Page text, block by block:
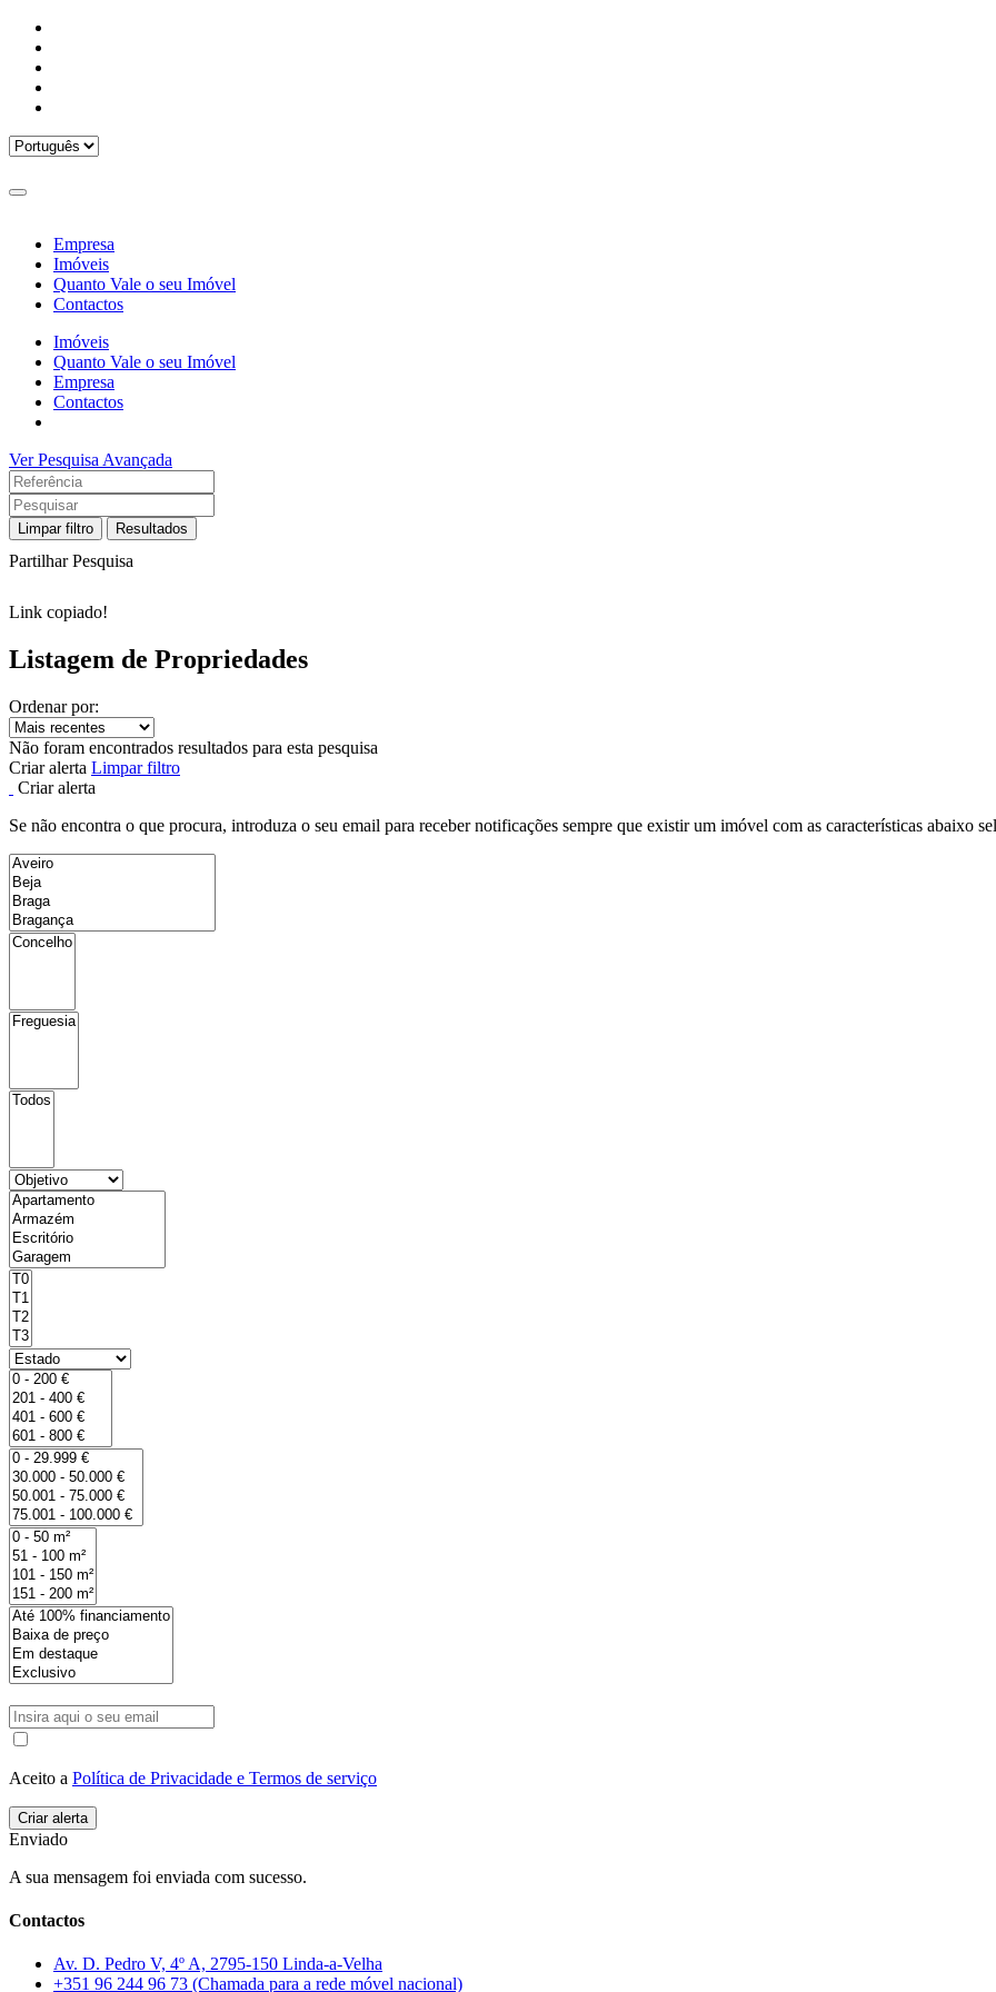
Empresa
Imóveis
Quanto Vale o seu Imóvel
Contactos
Imóveis
Quanto Vale o seu Imóvel
Empresa
Contactos
Ver Pesquisa Avançada
Limpar filtro Resultados
Partilhar Pesquisa
Link copiado!
Listagem de Propriedades
Ordenar por:
Não foram encontrados resultados para esta pesquisa
Criar alerta Limpar filtro
Criar alerta
Se não encontra o que procura, introduza o seu email para receber notificações sempre que existir um imóvel com as características abaixo
Aceito a Política de Privacidade e Termos de serviço
Enviado
A sua mensagem foi enviada com sucesso.
Contactos
Av. D. Pedro V, 4º A, 2795-150 Linda-a-Velha
+351 96 244 96 73 (Chamada para a rede móvel nacional)